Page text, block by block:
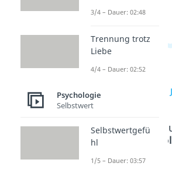
zur
Beliebte Inhalte
3/4 – Dauer: 02:48
Trennung trotz
Liebe
4/4 – Dauer: 02:52
Psychologie
Selbstwert
Selbstwertgefü
hl
1/5 – Dauer: 03:57